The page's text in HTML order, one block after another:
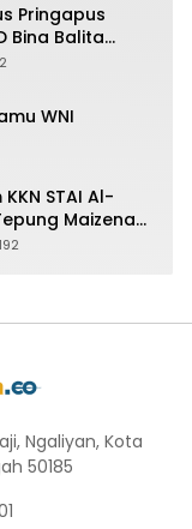
Pringapus
Bina Balita
2026
WNI
STAI Al-
Maizena
192
Ngaliyan, Kota
50185